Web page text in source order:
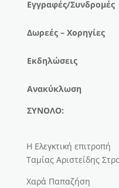
Εγγραφές/Συνδρομές
Δωρεές – Χορηγίες
Εκδηλώσεις
Ανακύκλωση
ΣΥΝΟΛΟ:
Η
Ταμίας Αριστείδης
Χαρά Παπαζήση